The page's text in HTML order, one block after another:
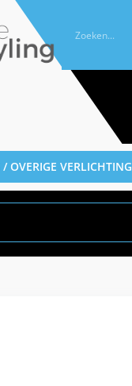
/OVERIGE VERLICHTING